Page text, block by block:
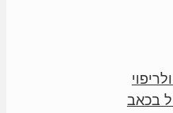
בכאב